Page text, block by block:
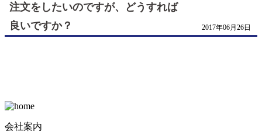
注文をしたいのですが、どうすれば
良いですか？
2017年06月26日
会社案内